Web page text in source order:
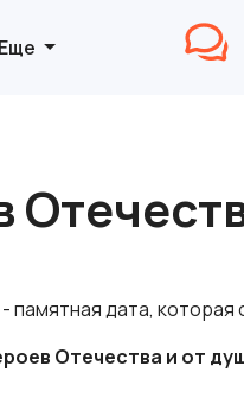
Еще
- памятная дата,
Отечества и от